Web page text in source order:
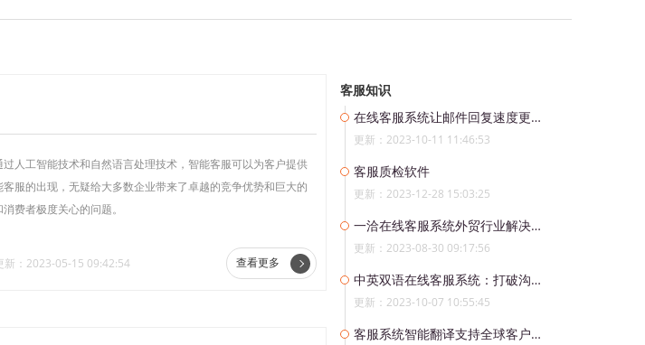
人工智能技术和自然语言处理技术，智能客服可以为客户提供
服的出现，无疑给大多数企业带来了卓越的竞争优势和巨大的
费者极度关心的问题。
新：2023-05-15 09:42:54 查看更多
客服知识
在线客服系统让邮件回复速度更高效
更新：2023-10-11 11:46:53
客服质检软件
更新：2023-12-28 15:03:25
一洽在线客服系统外贸行业解决方案
更新：2023-08-30 09:17:56
中英双语在线客服系统：打破沟通壁垒，提升用户体验
更新：2023-10-07 10:55:45
客服系统智能翻译支持全球客户服务：助力企业拓展国际市场